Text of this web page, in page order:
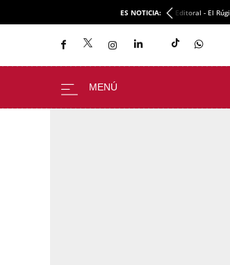
ES NOTICIA: Editoral - El